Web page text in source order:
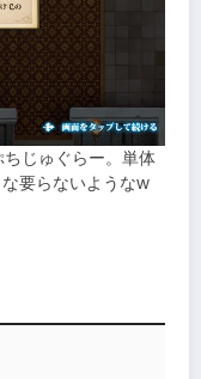
じゅぐらー。単体
要らないようなw